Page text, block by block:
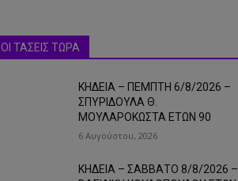
ΟΙ ΤΑΣΕΙΣ ΤΩΡΑ
ΚΗΔΕΙΑ – ΠΕΜΠΤΗ 6/8/2026 –
ΣΠΥΡΙΔΟΥΛΑ Θ.
ΜΟΥΛΑΡΟΚΩΣΤΑ ΕΤΩΝ 90
6 Αυγούστου, 2026
ΚΗΔΕΙΑ – ΣΑΒΒΑΤΟ 8/8/2026 –